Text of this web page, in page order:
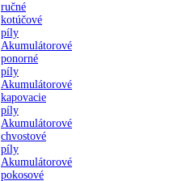
ručné
kotúčové
píly
Akumulátorové
ponorné
píly
Akumulátorové
kapovacie
píly
Akumulátorové
chvostové
píly
Akumulátorové
pokosové